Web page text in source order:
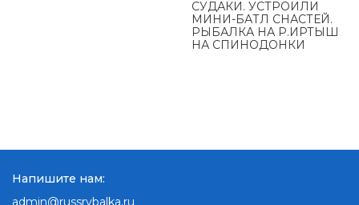
СУДАКИ. УСТРОИЛИ
МИНИ-БАТЛ СНАСТЕЙ.
РЫБАЛКА НА Р.ИРТЫШ
НА СПИНОДОНКИ
Напишите нам:
admin@russrybalka.ru